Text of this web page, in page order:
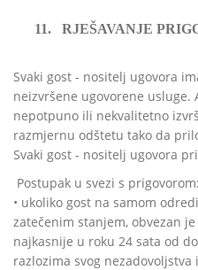
11. RJEŠAVANJE
Svaki gost - nositelj ugovora
neizvršene ugovorene usluge.
nepotpuno ili nekvalitetno
razmjernu odštetu tako da
Svaki gost - nositelj ugovora
Postupak u svezi s prigovorom:
• ukoliko gost na samom
zatečenim stanjem, obvezan
najkasnije u roku 24 sata od
razlozima svog